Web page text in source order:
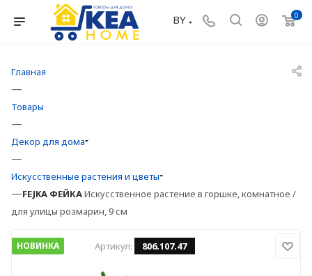
0
BY
Главная
—
Товары
—
Декор для дома
—
Искусственные растения и цветы
—FEJKA ФЕЙКАИскусственное растение в горшке, комнатное /
для улицы розмарин, 9 см
НОВИНКА Артикул: 806.107.47